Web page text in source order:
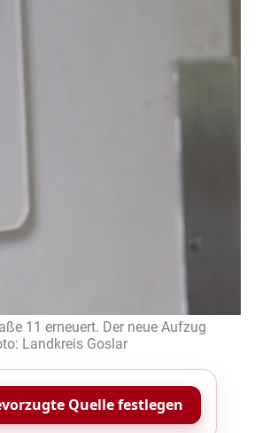
11 erneuert. Der neue Aufzug
Landkreis Goslar
Quelle festlegen